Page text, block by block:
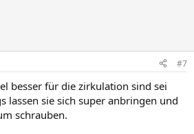
#7
besser für die zirkulation sind sei
lassen sie sich super anbringen und
schrauben.